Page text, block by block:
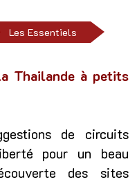
Les Essentiels
Thailande à petits
de circuits
pour un beau
des sites